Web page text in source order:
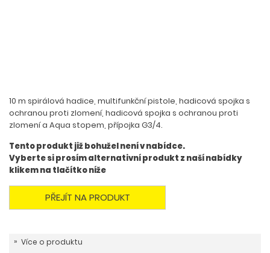
10 m spirálová hadice, multifunkční pistole, hadicová spojka s
ochranou proti zlomení, hadicová spojka s ochranou proti
zlomení a Aqua stopem, přípojka G3/4.
Tento produkt již bohužel není v nabídce.
Vyberte si prosím alternativní produkt z naší nabídky
klikem na tlačítko níže
PŘEJÍT NA PRODUKT
Více o produktu